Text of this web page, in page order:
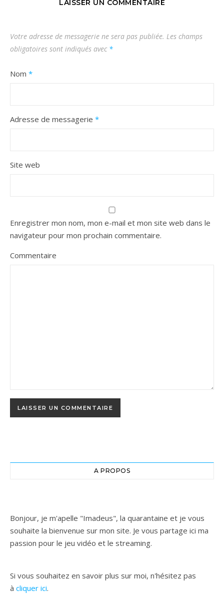
LAISSER UN COMMENTAIRE
Votre adresse de messagerie ne sera pas publiée. Les champs
obligatoires sont indiqués avec *
Nom *
Adresse de messagerie *
Site web
Enregistrer mon nom, mon e-mail et mon site web dans le
navigateur pour mon prochain commentaire.
Commentaire
A PROPOS
Bonjour, je m'apelle "Imadeus", la quarantaine et je vous
souhaite la bienvenue sur mon site. Je vous partage ici ma
passion pour le jeu vidéo et le streaming.
Si vous souhaitez en savoir plus sur moi, n'hésitez pas
à cliquer ici.